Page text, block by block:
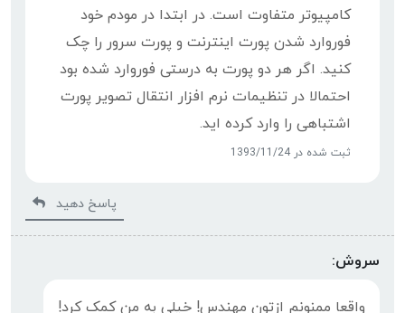
کامپیوتر متفاوت است. در ابتدا در مودم خود
فوروارد شدن پورت اینترنت و پورت سرور را چک
کنید. اگر هر دو پورت به درستی فوروارد شده بود
احتمالا در تنظیمات نرم افزار انتقال تصویر پورت
اشتباهی را وارد کرده اید.
ثبت شده در 1393/11/24
پاسخ دهید
سروش:
واقعا ممنونم ازتون مهندس! خیلی به من کمک کرد!